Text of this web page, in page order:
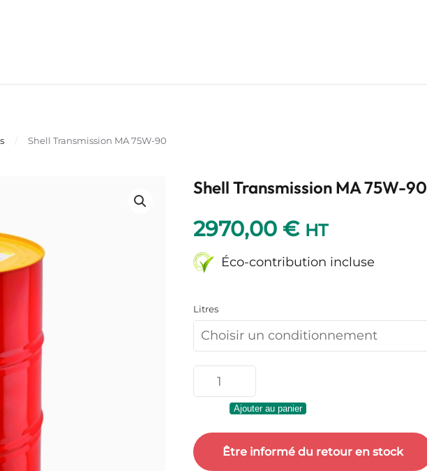
Shell Transmission MA 75W-90
Shell Transmission MA 75W-90
2970,00 € HT
Éco-contribution incluse
Litres
quantité
de
Transmission
MA
Ajouter au panier
Être informé du retour en stock